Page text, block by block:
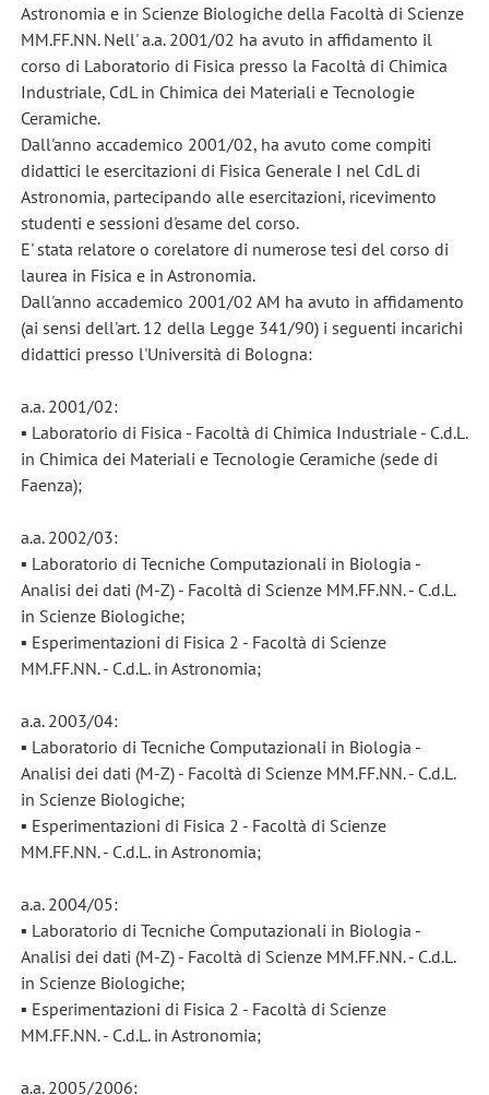
Astronomia e in Scienze Biologiche della Facoltà di Scienze
MM.FF.NN. Nell' a.a. 2001/02 ha avuto in affidamento il
corso di Laboratorio di Fisica presso la Facoltà di Chimica
Industriale, CdL in Chimica dei Materiali e Tecnologie
Ceramiche.
Dall'anno accademico 2001/02, ha avuto come compiti
didattici le esercitazioni di Fisica Generale I nel CdL di
Astronomia, partecipando alle esercitazioni, ricevimento
studenti e sessioni d'esame del corso.
E' stata relatore o corelatore di numerose tesi del corso di
laurea in Fisica e in Astronomia.
Dall'anno accademico 2001/02 AM ha avuto in affidamento
(ai sensi dell'art. 12 della Legge 341/90) i seguenti incarichi
didattici presso l'Università di Bologna:
a.a. 2001/02:
▪ Laboratorio di Fisica - Facoltà di Chimica Industriale - C.d.L.
in Chimica dei Materiali e Tecnologie Ceramiche (sede di
Faenza);
a.a. 2002/03:
▪ Laboratorio di Tecniche Computazionali in Biologia -
Analisi dei dati (M-Z) - Facoltà di Scienze MM.FF.NN. - C.d.L.
in Scienze Biologiche;
▪ Esperimentazioni di Fisica 2 - Facoltà di Scienze
MM.FF.NN. - C.d.L. in Astronomia;
a.a. 2003/04:
▪ Laboratorio di Tecniche Computazionali in Biologia -
Analisi dei dati (M-Z) - Facoltà di Scienze MM.FF.NN. - C.d.L.
in Scienze Biologiche;
▪ Esperimentazioni di Fisica 2 - Facoltà di Scienze
MM.FF.NN. - C.d.L. in Astronomia;
a.a. 2004/05:
▪ Laboratorio di Tecniche Computazionali in Biologia -
Analisi dei dati (M-Z) - Facoltà di Scienze MM.FF.NN. - C.d.L.
in Scienze Biologiche;
▪ Esperimentazioni di Fisica 2 - Facoltà di Scienze
MM.FF.NN. - C.d.L. in Astronomia;
a.a. 2005/2006: